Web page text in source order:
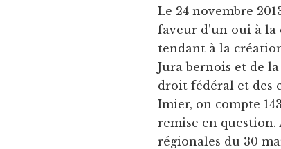
Le 24 novembre
faveur d’un oui à la
tendant à la
Jura bernois et de
droit fédéral et des
Imier, on compte
remise en
régionales du 30